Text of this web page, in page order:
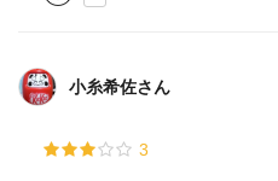
小糸希佐さん
3